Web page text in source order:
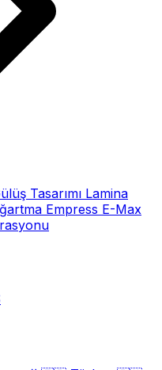
Tasarımı Lamina
Empress E-Max